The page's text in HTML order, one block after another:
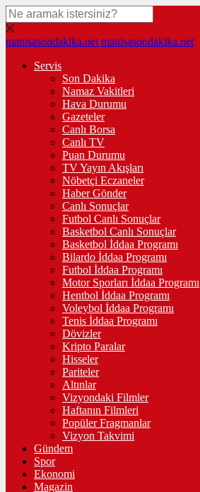
manisasondakika.net manisasondakika.net
Servis
Son Dakika
Namaz Vakitleri
Hava Durumu
Gazeteler
Canlı Borsa
Canlı TV
Puan Durumu
TV Yayın Akışları
Nöbetçi Eczaneler
Haber Gönder
Canlı Sonuçlar
Futbol Canlı Sonuçlar
Basketbol Canlı Sonuçlar
Basketbol İddaa Programı
Bilardo İddaa Programı
Futbol İddaa Programı
Motor Sporları İddaa Programı
Hentbol İddaa Programı
Voleybol İddaa Programı
Tenis İddaa Programı
Dövizler
Kripto Paralar
Hisseler
Pariteler
Altınlar
Vizyondaki Filmler
Haftanın Filmleri
Popüler Fragmanlar
Vizyon Takvimi
Gündem
Spor
Ekonomi
Magazin